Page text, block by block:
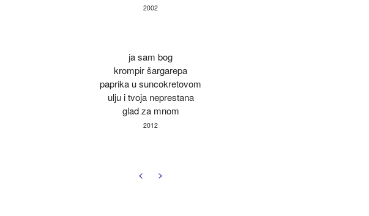
2002
ja sam bog
krompir šargarepa
paprika u suncokretovom
ulju i tvoja neprestana
glad za mnom
2012
< >